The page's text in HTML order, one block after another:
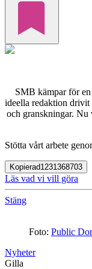
SMB kämpar för
ideella redaktion drivit
och granskningar.
Stötta vårt arbete
Kopierad1231368703
Läs vad vi vill göra
Stäng
Foto: Public
Nyheter
Gilla